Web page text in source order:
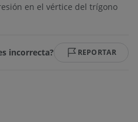
en el vértice del trígono
incorrecta? REPORTAR